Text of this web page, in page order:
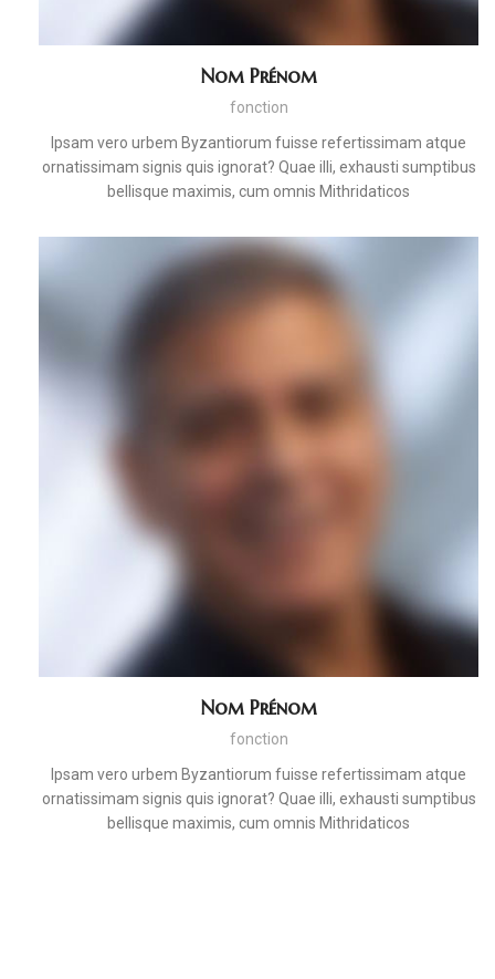
Nom Prénom
fonction
Ipsam vero urbem Byzantiorum fuisse refertissimam atque
ornatissimam signis quis ignorat? Quae illi, exhausti sumptibus
bellisque maximis, cum omnis Mithridaticos
Nom Prénom
fonction
Ipsam vero urbem Byzantiorum fuisse refertissimam atque
ornatissimam signis quis ignorat? Quae illi, exhausti sumptibus
bellisque maximis, cum omnis Mithridaticos